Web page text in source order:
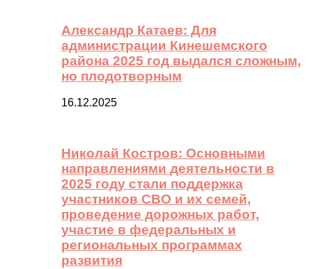
Александр Катаев: Для
администрации Кинешемского
района 2025 год выдался сложным,
но плодотворным
16.12.2025
Николай Костров: Основными
направлениями деятельности в
2025 году стали поддержка
участников СВО и их семей,
проведение дорожных работ,
участие в федеральных и
региональных программах
развития